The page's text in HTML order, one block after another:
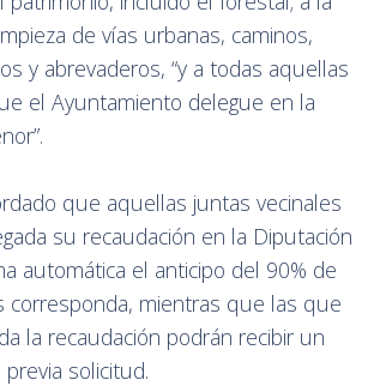
de vías urbanas, caminos,
y abrevaderos, “y a todas aquellas
el Ayuntamiento delegue en la
que aquellas juntas vecinales
su recaudación en la Diputación
automática el anticipo del 90% de
corresponda, mientras que las que
la recaudación podrán recibir un
solicitud.